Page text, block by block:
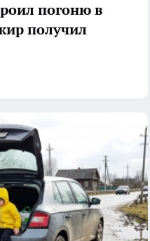
погоню в
получил